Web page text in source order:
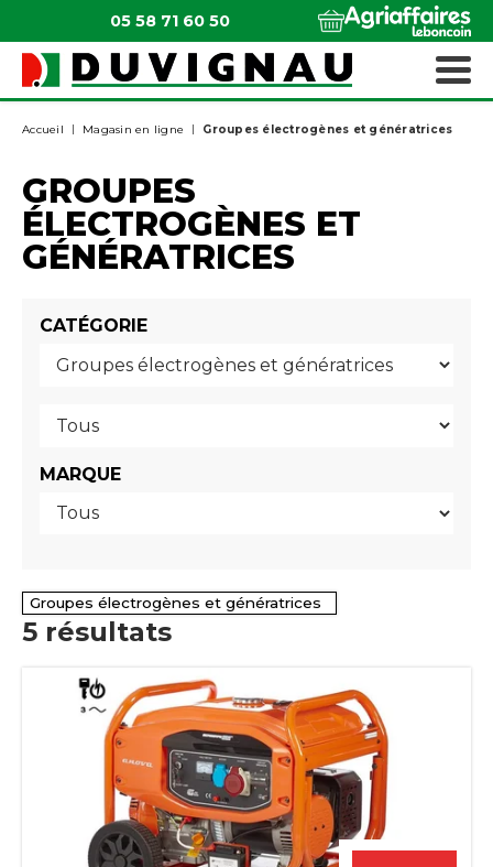
05 58 71 60 50
Accueil Magasin en ligne Groupes électrogènes et génératrices
GROUPES
ÉLECTROGÈNES ET
GÉNÉRATRICES
CATÉGORIE
MARQUE
Groupes électrogènes et génératrices
5 résultats